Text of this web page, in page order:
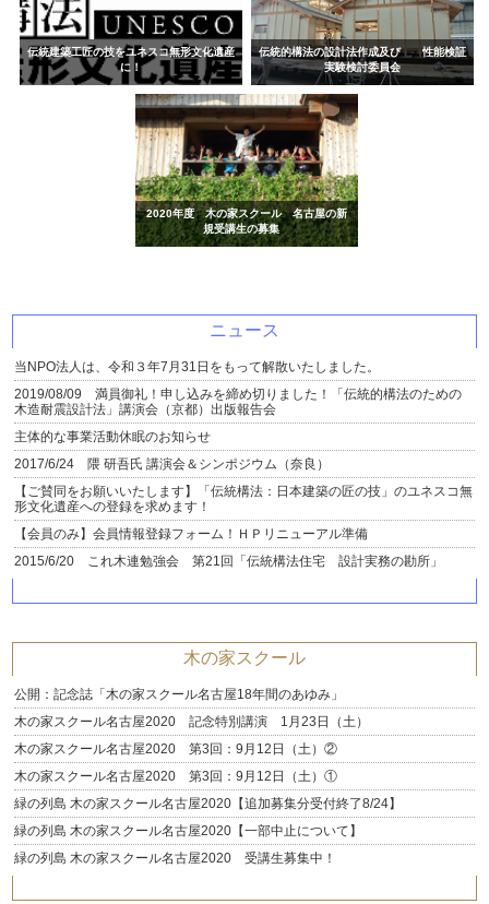
伝統建築工匠の技をユネスコ無形文化遺産
に！
伝統的構法の設計法作成及び 性能検証
実験検討委員会
2020年度 木の家スクール 名古屋の新
規受講生の募集
ニュース
当NPO法人は、令和３年7月31日をもって解散いたしました。
2019/08/09 満員御礼！申し込みを締め切りました！「伝統的構法のための
木造耐震設計法」講演会（京都）出版報告会
主体的な事業活動休眠のお知らせ
2017/6/24 隈 研吾氏 講演会＆シンポジウム（奈良）
【ご賛同をお願いいたします】「伝統構法：日本建築の匠の技」のユネスコ無
形文化遺産への登録を求めます！
【会員のみ】会員情報登録フォーム！ＨＰリニューアル準備
2015/6/20 これ木連勉強会 第21回「伝統構法住宅 設計実務の勘所」
木の家スクール
公開：記念誌「木の家スクール名古屋18年間のあゆみ」
木の家スクール名古屋2020 記念特別講演 1月23日（土）
木の家スクール名古屋2020 第3回：9月12日（土）②
木の家スクール名古屋2020 第3回：9月12日（土）①
緑の列島 木の家スクール名古屋2020【追加募集分受付終了8/24】
緑の列島 木の家スクール名古屋2020【一部中止について】
緑の列島 木の家スクール名古屋2020 受講生募集中！